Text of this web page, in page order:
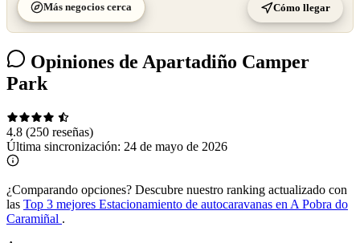
Más negocios cerca Cómo llegar
Opiniones de Apartadiño Camper
Park
4.8 (250 reseñas)
Última sincronización: 24 de mayo de 2026
¿Comparando opciones? Descubre nuestro ranking actualizado con
las Top 3 mejores Estacionamiento de autocaravanas en A Pobra do
Caramiñal .